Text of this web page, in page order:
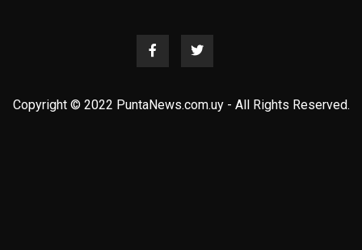
Copyright © 2022 PuntaNews.com.uy - All Rights Reserved.